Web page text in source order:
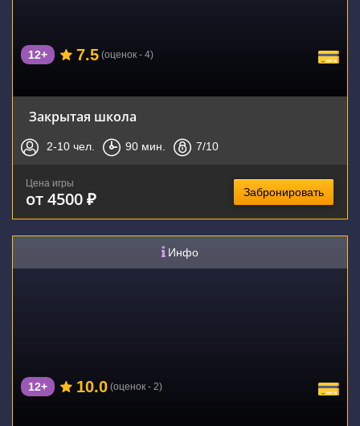
12+ 7.5 (оценок - 4)
Закрытая школа
2-10 чел. 90 мин. 7/10
Цена игры
от 4500 ₽ Забронировать
Инфо
12+ 10.0 (оценок - 2)